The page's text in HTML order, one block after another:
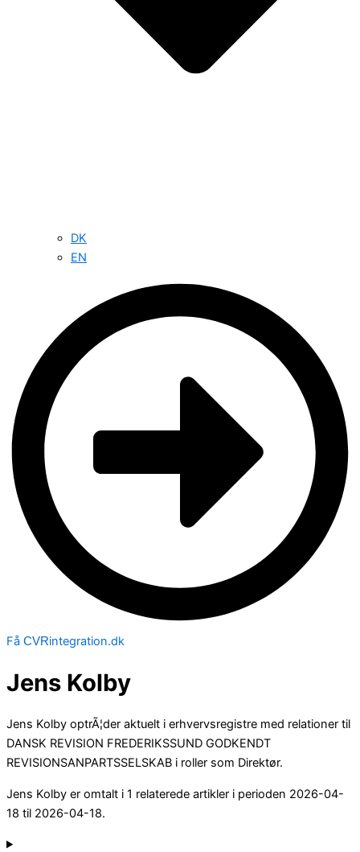
DK
EN
Få CVRintegration.dk
Jens Kolby
Jens Kolby optrÃ¦der aktuelt i erhvervsregistre med relationer til
DANSK REVISION FREDERIKSSUND GODKENDT
REVISIONSANPARTSSELSKAB i roller som Direktør.
Jens Kolby er omtalt i 1 relaterede artikler i perioden 2026-04-
18 til 2026-04-18.